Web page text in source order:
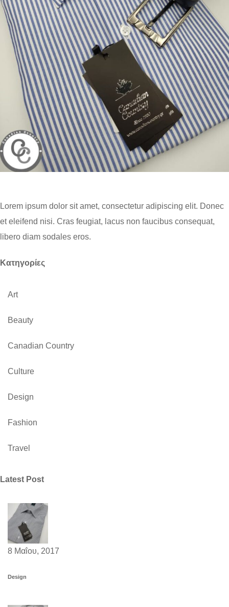
Lorem ipsum dolor sit amet, consectetur adipiscing elit. Donec
et eleifend nisi. Cras feugiat, lacus non faucibus consequat,
libero diam sodales eros.
Kατηγορίες
Art
Beauty
Canadian Country
Culture
Design
Fashion
Travel
Latest Post
8 Μαΐου, 2017
Design